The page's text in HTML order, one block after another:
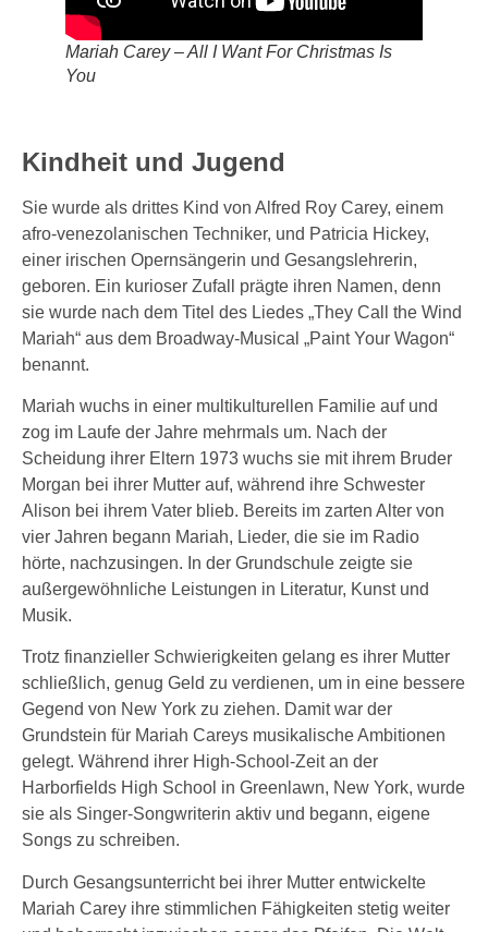
Mariah Carey – All I Want For Christmas Is
You
Kindheit und Jugend
Sie wurde als drittes Kind von Alfred Roy Carey, einem
afro-venezolanischen Techniker, und Patricia Hickey,
einer irischen Opernsängerin und Gesangslehrerin,
geboren. Ein kurioser Zufall prägte ihren Namen, denn
sie wurde nach dem Titel des Liedes „They Call the Wind
Mariah“ aus dem Broadway-Musical „Paint Your Wagon“
benannt.
Mariah wuchs in einer multikulturellen Familie auf und
zog im Laufe der Jahre mehrmals um. Nach der
Scheidung ihrer Eltern 1973 wuchs sie mit ihrem Bruder
Morgan bei ihrer Mutter auf, während ihre Schwester
Alison bei ihrem Vater blieb. Bereits im zarten Alter von
vier Jahren begann Mariah, Lieder, die sie im Radio
hörte, nachzusingen. In der Grundschule zeigte sie
außergewöhnliche Leistungen in Literatur, Kunst und
Musik.
Trotz finanzieller Schwierigkeiten gelang es ihrer Mutter
schließlich, genug Geld zu verdienen, um in eine bessere
Gegend von New York zu ziehen. Damit war der
Grundstein für Mariah Careys musikalische Ambitionen
gelegt. Während ihrer High-School-Zeit an der
Harborfields High School in Greenlawn, New York, wurde
sie als Singer-Songwriterin aktiv und begann, eigene
Songs zu schreiben.
Durch Gesangsunterricht bei ihrer Mutter entwickelte
Mariah Carey ihre stimmlichen Fähigkeiten stetig weiter